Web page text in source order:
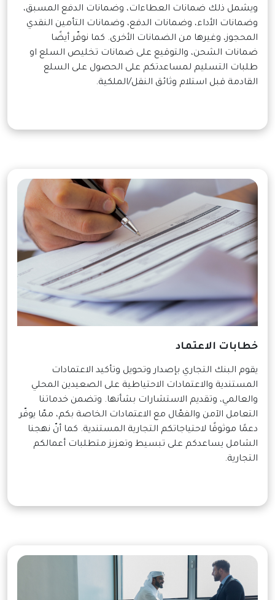
ويشمل ذلك ضمانات العطاءات، وضمانات الدفع المسبق،
وضمانات الأداء، وضمانات الدفع، وضمانات التأمين النقدي
المحجوز، وغيرها من الضمانات الأخرى. كما نوفّر أيضًا
ضمانات الشحن، والتوقيع على ضمانات تخليص السلع او
طلبات التسليم لمساعدتكم على الحصول على السلع
القادمة قبل استلام وثائق النقل/الملكية.
خطابات الاعتماد
يقوم البنك التجاري بإصدار وتحويل وتأكيد الاعتمادات
المستندية والاعتمادات الاحتياطية على الصعيدين المحلي
والعالمي، وتقديم الاستشارات بشأنها. وتضمن خدماتنا
التعامل الآمن والفعّال مع الاعتمادات الخاصة بكم، ممّا يوفّر
دعمًا موثوقًا لاحتياجاتكم التجارية المستندية. كما أنّ نهجنا
الشامل يساعدكم على تبسيط وتعزيز متطلبات أعمالكم
التجارية.